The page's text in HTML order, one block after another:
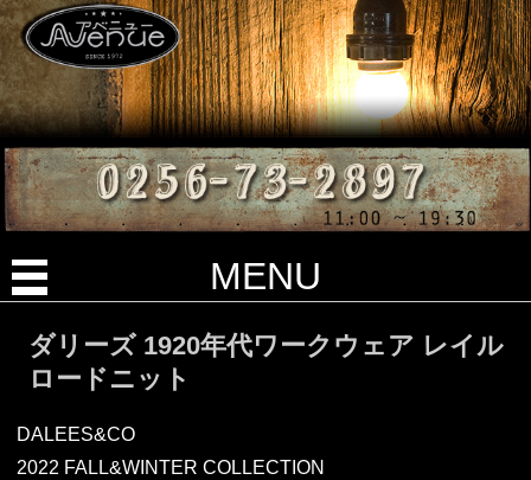
MENU
ダリーズ 1920年代ワークウェア レイル
ロードニット
DALEES&CO
2022 FALL&WINTER COLLECTION